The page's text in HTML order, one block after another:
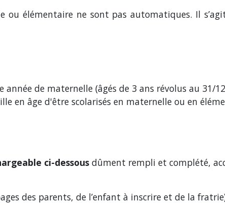
ou élémentaire ne sont pas automatiques. Il
de maternelle (âgés de 3 ans révolus au 31/
en âge d'être scolarisés en maternelle ou en
ci-dessous dûment rempli et complété,
des parents, de l’enfant à inscrire et de la